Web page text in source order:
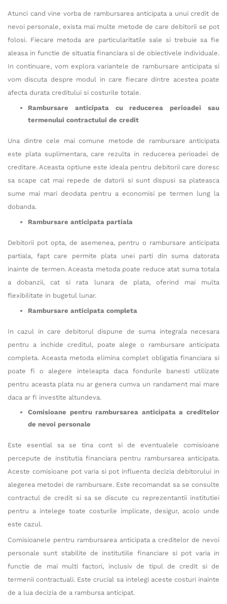
Atunci cand vine vorba de rambursarea anticipata a unui credit de
nevoi personale, exista mai multe metode de care debitorii se pot
folosi. Fiecare metoda are particularitatile sale si trebuie sa fie
aleasa in functie de situatia financiara si de obiectivele individuale.
In continuare, vom explora variantele de rambursare anticipata si
vom discuta despre modul in care fiecare dintre acestea poate
afecta durata creditului si costurile totale.
Rambursare anticipata cu reducerea perioadei
sau
termenului contractului de credit
Una dintre cele mai comune metode de rambursare anticipata
este plata suplimentara, care rezulta in reducerea perioadei de
creditare. Aceasta optiune este ideala pentru debitorii care doresc
sa scape cat mai repede de datorii si sunt dispusi sa plateasca
sume mai mari deodata pentru a economisi pe termen lung la
dobanda.
Rambursare anticipata partiala
Debitorii pot opta, de asemenea, pentru o rambursare anticipata
partiala, fapt care permite plata unei parti din suma datorata
inainte de termen. Aceasta metoda poate reduce atat suma totala
a dobanzii, cat si rata lunara de plata, oferind mai multa
flexibilitate in bugetul lunar.
Rambursare anticipata completa
In cazul in care debitorul dispune de suma integrala necesara
pentru a inchide creditul, poate alege o rambursare anticipata
completa. Aceasta metoda elimina complet obligatia financiara si
poate fi o alegere inteleapta daca fondurile banesti utilizate
pentru aceasta plata nu ar genera cumva un randament mai mare
daca ar fi investite altundeva.
Comisioane pentru rambursarea anticipata a creditelor
de nevoi personale
Este esential sa se tina cont si de eventualele comisioane
percepute de institutia financiara pentru rambursarea anticipata.
Aceste comisioane pot varia si pot influenta decizia debitorului in
alegerea metodei de rambursare. Este recomandat sa se consulte
contractul de credit si sa se discute cu reprezentantii institutiei
pentru a intelege toate costurile implicate, desigur, acolo unde
este cazul.
Comisioanele pentru rambursarea anticipata a creditelor de nevoi
personale sunt stabilite de institutiile financiare si pot varia in
functie de mai multi factori, inclusiv de tipul de credit si de
termenii contractuali. Este crucial sa intelegi aceste costuri inainte
de a lua decizia de a rambursa anticipat.